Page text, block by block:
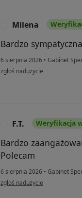
Milena
Bardzo
6 sierpnia 2026 • Gabinet
w opinii użytkownika Milena
zgłoś nadużycie
F.T. Weryfikacja
Bardzo
Polecam
6 sierpnia 2026 • Gabinet
w opinii użytkownika F.T.
zgłoś nadużycie